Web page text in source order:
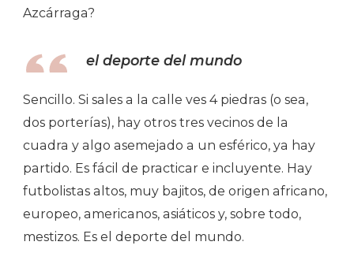
Azcárraga?
el deporte del mundo
Sencillo. Si sales a la calle ves 4 piedras (o sea,
dos porterías), hay otros tres vecinos de la
cuadra y algo asemejado a un esférico, ya hay
partido. Es fácil de practicar e incluyente. Hay
futbolistas altos, muy bajitos, de origen africano,
europeo, americanos, asiáticos y, sobre todo,
mestizos. Es el deporte del mundo.